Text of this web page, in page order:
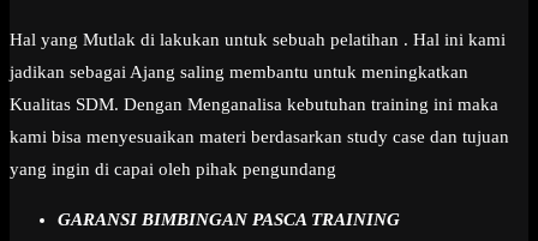
Hal yang Mutlak di lakukan untuk sebuah pelatihan . Hal ini kami
jadikan sebagai Ajang saling membantu untuk meningkatkan
Kualitas SDM. Dengan Menganalisa kebutuhan training ini maka
kami bisa menyesuaikan materi berdasarkan study case dan tujuan
yang ingin di capai oleh pihak pengundang
GARANSI BIMBINGAN PASCA TRAINING